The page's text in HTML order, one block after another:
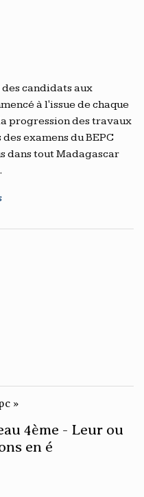
candidats aux
à l'issue de chaque
progression des travaux
examens du BEPC
dans tout Madagascar
»
4ème - Leur ou
en é